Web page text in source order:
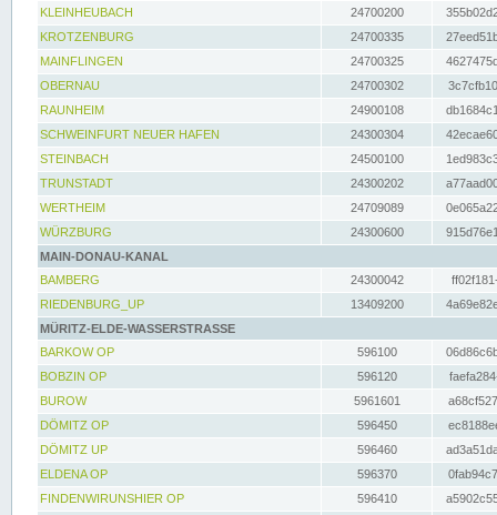
KLEINHEUBACH 24700200
KROTZENBURG
24700335
MAINFLINGEN
24700325
OBERNAU
24700302
RAUNHEIM
24900108
SCHWEINFURT NEUER HAFEN
24300304
STEINBACH
24500100
TRUNSTADT
24300202
WERTHEIM
24709089
WÜRZBURG
24300600
MAIN-DONAU-KANAL
BAMBERG
24300042
RIEDENBURG_UP
13409200
MÜRITZ-ELDE-WASSERSTRASSE
BARKOW OP
596100
BOBZIN OP
596120
BUROW
5961601
DÖMITZ OP
596450
DÖMITZ UP
596460
ELDENA OP
596370
FINDENWIRUNSHIER OP
596410